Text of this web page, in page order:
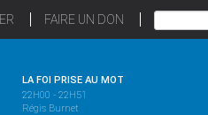
FAIRE UN DON
LA FOI PRISE AU MOT
22H00 - 22H51
Régis Burnet